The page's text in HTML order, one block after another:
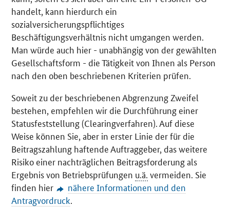
handelt, kann hierdurch ein
sozialversicherungspflichtiges
Beschäftigungsverhältnis nicht umgangen werden.
Man würde auch hier - unabhängig von der gewählten
Gesellschaftsform - die Tätigkeit von Ihnen als Person
nach den oben beschriebenen Kriterien prüfen.
Soweit zu der beschriebenen Abgrenzung Zweifel
bestehen, empfehlen wir die Durchführung einer
Statusfeststellung (Clearingverfahren). Auf diese
Weise können Sie, aber in erster Linie der für die
Beitragszahlung haftende Auftraggeber, das weitere
Risiko einer nachträglichen Beitragsforderung als
Ergebnis von Betriebsprüfungen u.ä. vermeiden. Sie
finden hier
nähere Informationen und den
Antragvordruck.